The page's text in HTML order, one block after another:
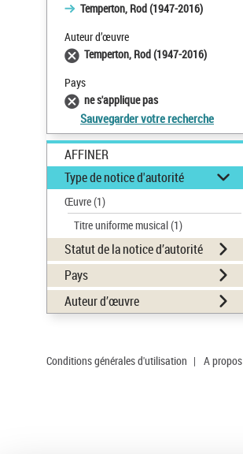
Temperton, Rod (1947-2016)
Auteur d’œuvre
Temperton, Rod (1947-2016)
Pays
ne s'applique pas
Sauvegarder votre recherche
AFFINER
Type de notice d'autorité
Œuvre(1)
Titre uniforme musical(1)
Statut de la notice d’autorité
Pays
Auteur d’œuvre
Conditions générales d'utilisation | A propos